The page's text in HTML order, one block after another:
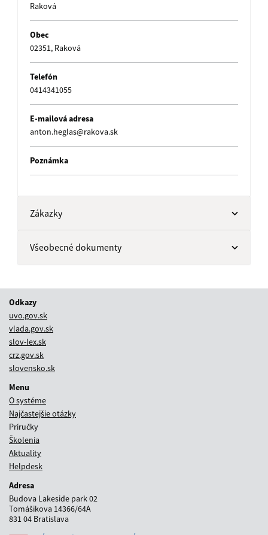
Raková
Obec
02351, Raková
Telefón
0414341055
E-mailová adresa
anton.heglas@rakova.sk
Poznámka
Zákazky
Všeobecné dokumenty
Odkazy
uvo.gov.sk
vlada.gov.sk
slov-lex.sk
crz.gov.sk
slovensko.sk
Menu
O systéme
Najčastejšie otázky
Príručky
Školenia
Aktuality
Helpdesk
Adresa
Budova Lakeside park 02
Tomášikova 14366/64A
831 04 Bratislava